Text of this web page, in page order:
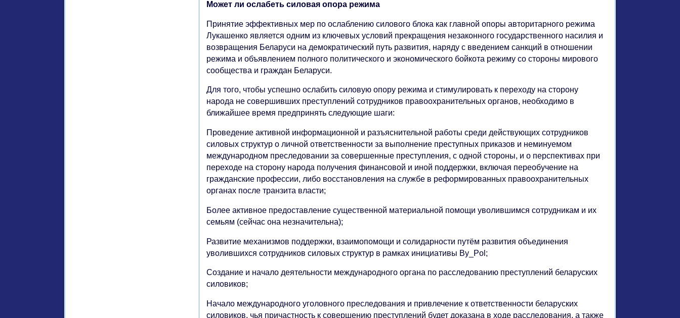
Может ли ослабеть силовая опора режима
Принятие эффективных мер по ослаблению силового блока как главной опоры авторитарного режима
Лукашенко является одним из ключевых условий прекращения незаконного государственного насилия и
возвращения Беларуси на демократический путь развития, наряду с введением санкций в отношении
режима и объявлением полного политического и экономического бойкота режиму со стороны мирового
сообщества и граждан Беларуси.
Для того, чтобы успешно ослабить силовую опору режима и стимулировать к переходу на сторону
народа не совершивших преступлений сотрудников правоохранительных органов, необходимо в
ближайшее время предпринять следующие шаги:
Проведение активной информационной и разъяснительной работы среди действующих сотрудников
силовых структур о личной ответственности за выполнение преступных приказов и неминуемом
международном преследовании за совершенные преступления, с одной стороны, и о перспективах при
переходе на сторону народа получения финансовой и иной поддержки, включая переобучение на
гражданские профессии, либо восстановления на службе в реформированных правоохранительных
органах после транзита власти;
Более активное предоставление существенной материальной помощи уволившимся сотрудникам и их
семьям (сейчас она незначительна);
Развитие механизмов поддержки, взаимопомощи и солидарности путём развития объединения
уволившихся сотрудников силовых структур в рамках инициативы By_Pol;
Создание и начало деятельности международного органа по расследованию преступлений беларуских
силовиков;
Начало международного уголовного преследования и привлечение к ответственности беларуских
силовиков, чья причастность к совершению преступлений будет доказана в ходе расследования, а также